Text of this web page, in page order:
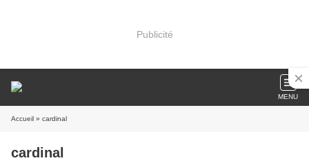
Publicité
MENU
Accueil » cardinal
cardinal